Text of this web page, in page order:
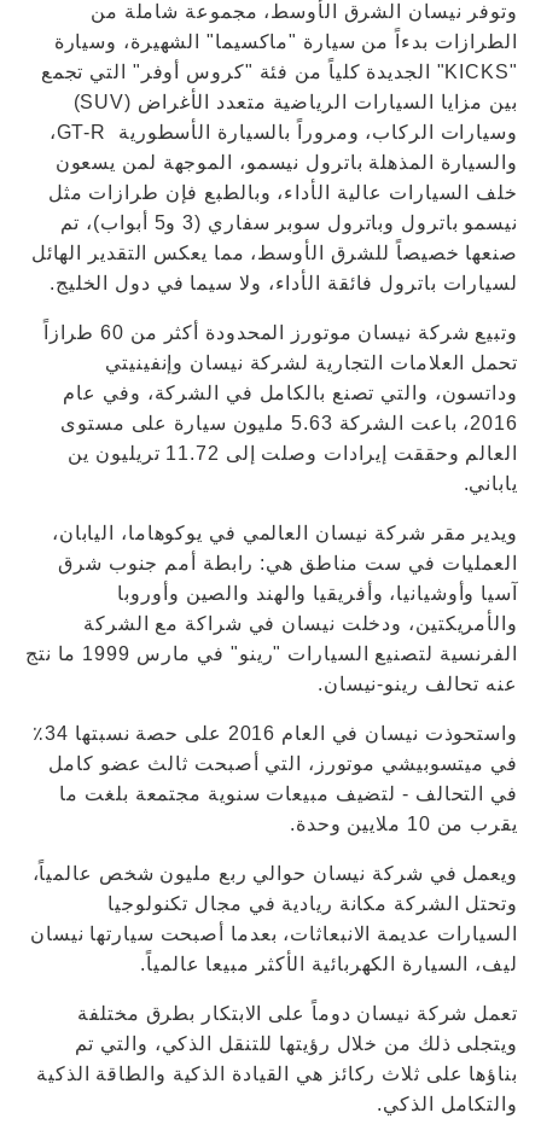
وتوفر نيسان الشرق الأوسط، مجموعة شاملة من
الطرازات بدءاً من سيارة "ماكسيما" الشهيرة، وسيارة
"KICKS" الجديدة كلياً من فئة "كروس أوفر" التي تجمع
بين مزايا السيارات الرياضية متعدد الأغراض (SUV)
وسيارات الركاب، ومروراً بالسيارة الأسطورية GT-R،
والسيارة المذهلة باترول نيسمو، الموجهة لمن يسعون
خلف السيارات عالية الأداء، وبالطبع فإن طرازات مثل
نيسمو باترول وباترول سوبر سفاري (3 و5 أبواب)، تم
صنعها خصيصاً للشرق الأوسط، مما يعكس التقدير الهائل
لسيارات باترول فائقة الأداء، ولا سيما في دول الخليج.
وتبيع شركة نيسان موتورز المحدودة أكثر من 60 طرازاً
تحمل العلامات التجارية لشركة نيسان وإنفينيتي
وداتسون، والتي تصنع بالكامل في الشركة، وفي عام
2016، باعت الشركة 5.63 مليون سيارة على مستوى
العالم وحققت إيرادات وصلت إلى 11.72 تريليون ين
ياباني.
ويدير مقر شركة نيسان العالمي في يوكوهاما، اليابان،
العمليات في ست مناطق هي: رابطة أمم جنوب شرق
آسيا وأوشيانيا، وأفريقيا والهند والصين وأوروبا
والأمريكتين، ودخلت نيسان في شراكة مع الشركة
الفرنسية لتصنيع السيارات "رينو" في مارس 1999 ما نتج
عنه تحالف رينو-نيسان.
واستحوذت نيسان في العام 2016 على حصة نسبتها 34٪
في ميتسوبيشي موتورز، التي أصبحت ثالث عضو كامل
في التحالف - لتضيف مبيعات سنوية مجتمعة بلغت ما
يقرب من 10 ملايين وحدة.
ويعمل في شركة نيسان حوالي ربع مليون شخص عالمياً،
وتحتل الشركة مكانة ريادية في مجال تكنولوجيا
السيارات عديمة الانبعاثات، بعدما أصبحت سيارتها نيسان
ليف، السيارة الكهربائية الأكثر مبيعا عالمياً.
تعمل شركة نيسان دوماً على الابتكار بطرق مختلفة
ويتجلى ذلك من خلال رؤيتها للتنقل الذكي، والتي تم
بناؤها على ثلاث ركائز هي القيادة الذكية والطاقة الذكية
والتكامل الذكي.